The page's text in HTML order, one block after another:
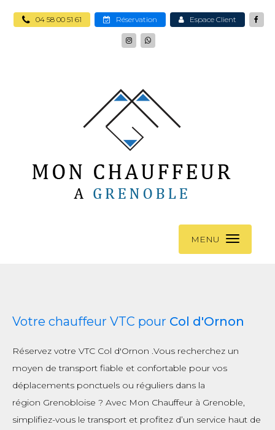
MENU
04 58 00 51 61 Réservation Espace Client
Votre chauffeur VTC pour Col d'Ornon
Réservez votre VTC Col d'Ornon .Vous recherchez un
moyen de transport fiable et confortable pour vos
déplacements ponctuels ou réguliers dans la
région Grenobloise ? Avec Mon Chauffeur à Grenoble,
simplifiez-vous le transport et profitez d’un service haut de